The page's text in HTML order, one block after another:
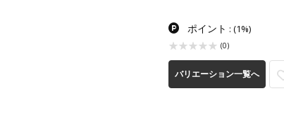
ポイント : (1%)
(0)
バリエーション一覧へ